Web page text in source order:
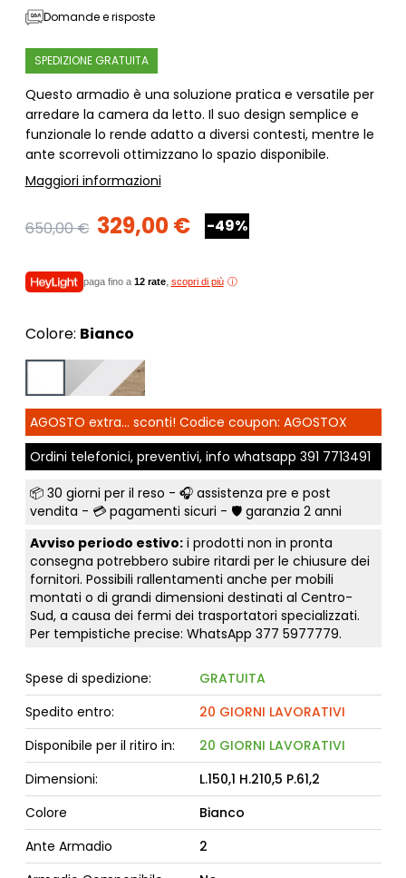
Domande e risposte
SPEDIZIONE GRATUITA
Questo armadio è una soluzione pratica e versatile per
arredare la camera da letto. Il suo design semplice e
funzionale lo rende adatto a diversi contesti, mentre le
ante scorrevoli ottimizzano lo spazio disponibile.
Maggiori informazioni
650,00 € 329,00 € -49%
paga fino a 12 rate, scopri di più
Colore: Bianco
AGOSTO extra... sconti! Codice coupon: AGOSTOX
Ordini telefonici, preventivi, info whatsapp 391 7713491
📦 30 giorni per il reso - 🎧 assistenza pre e post
vendita - 💳 pagamenti sicuri - 🛡️ garanzia 2 anni
Avviso periodo estivo:i prodotti non in pronta
consegna potrebbero subire ritardi per le chiusure dei
fornitori. Possibili rallentamenti anche per mobili
montati o di grandi dimensioni destinati al Centro-
Sud, a causa dei fermi dei trasportatori specializzati.
Per tempistiche precise: WhatsApp 377 5977779.
Spese di spedizione:
GRATUITA
Spedito entro:
20 GIORNI LAVORATIVI
Disponibile per il ritiro in:
20 GIORNI LAVORATIVI
Dimensioni:
L.150,1 H.210,5 P.61,2
Colore
Bianco
Ante Armadio
2